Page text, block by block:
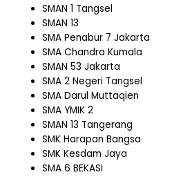
SMAN 1 Tangsel
SMAN 13
SMA Penabur 7 Jakarta
SMA Chandra Kumala
SMAN 53 Jakarta
SMA 2 Negeri Tangsel
SMA Darul Muttaqien
SMA YMIK 2
SMAN 13 Tangerang
SMK Harapan Bangsa
SMK Kesdam Jaya
SMA 6 BEKASI